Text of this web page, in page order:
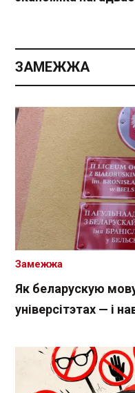
ЗАМЕЖЖА
Як беларускую
універсітэтах — і
Замежжа